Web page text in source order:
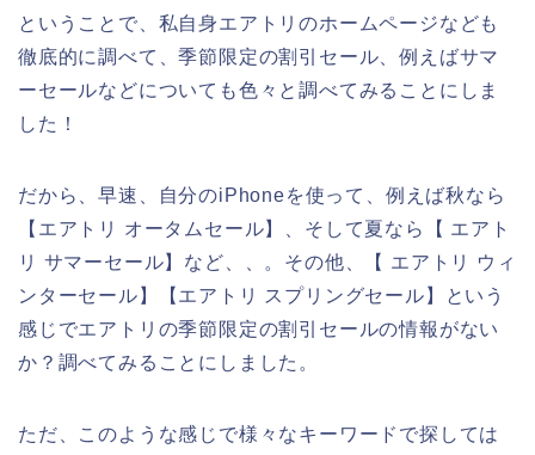
ということで、私自身エアトリのホームページなども
徹底的に調べて、季節限定の割引セール、例えばサマ
ーセールなどについても色々と調べてみることにしま
した！
だから、早速、自分のiPhoneを使って、例えば秋なら
【エアトリ オータムセール】、そして夏なら【 エアト
リ サマーセール】など、、。その他、【 エアトリ ウィ
ンターセール】【エアトリ スプリングセール】という
感じでエアトリの季節限定の割引セールの情報がない
か？調べてみることにしました。
ただ、このような感じで様々なキーワードで探しては